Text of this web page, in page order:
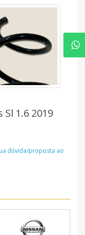
1.6 2019
dúvida/proposta ao